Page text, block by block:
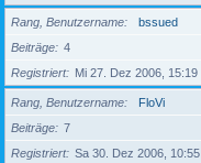
Rang, Benutzername
bssued
Beiträge
4
Registriert
Mi 27. Dez 2006, 15:19
Rang, Benutzername
FloVi
Beiträge
7
Registriert
Sa 30. Dez 2006, 10:55